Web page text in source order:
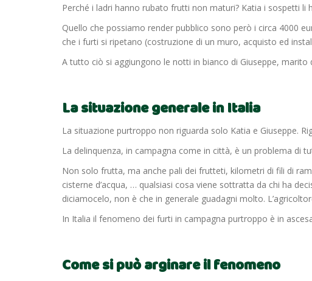
Perché i ladri hanno rubato frutti non maturi? Katia i sospetti
Quello che possiamo render pubblico sono però i circa 4000
che i furti si ripetano (costruzione di un muro, acquisto ed
A tutto ciò si aggiungono le notti in bianco di Giuseppe,
La situazione generale in Italia
La situazione purtroppo non riguarda solo Katia e Giuseppe.
La delinquenza, in campagna come in città, è un problema di
Non solo frutta, ma anche pali dei frutteti, kilometri di fili di
cisterne d’acqua, … qualsiasi cosa viene sottratta da chi ha
diciamocelo, non è che in generale guadagni molto.
In Italia il fenomeno dei furti in campagna purtroppo è in
Come si può arginare il fenomeno